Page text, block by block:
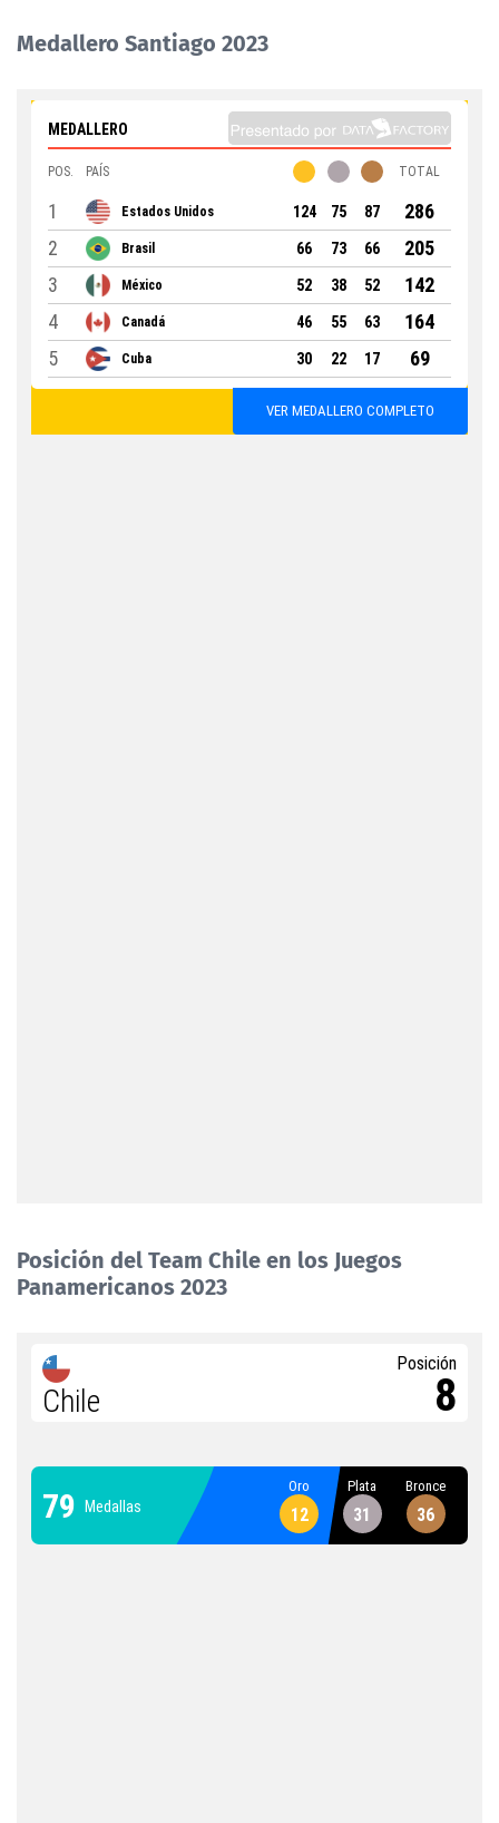
Medallero Santiago 2023
Posición del Team Chile en los Juegos
Panamericanos 2023